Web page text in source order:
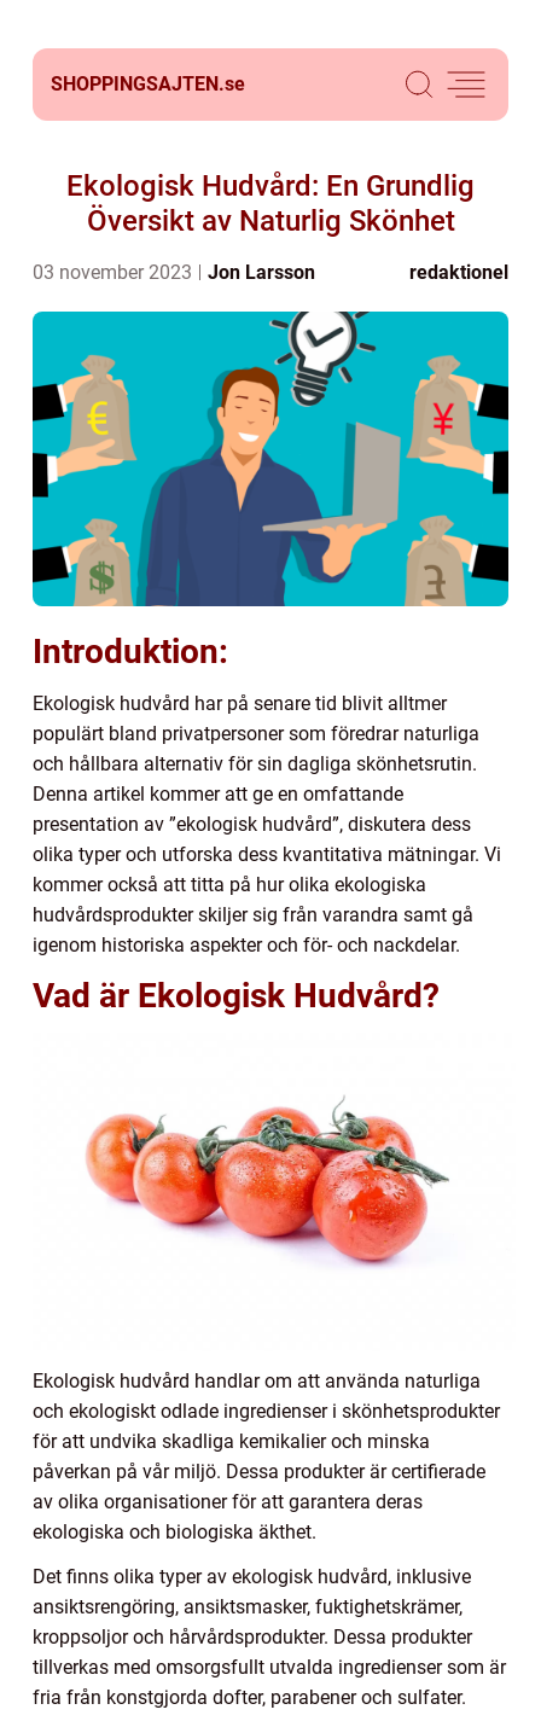
SHOPPINGSAJTEN.se
Ekologisk Hudvård: En Grundlig
Översikt av Naturlig Skönhet
03 november 2023 Jon Larsson redaktionel
Introduktion:
Ekologisk hudvård har på senare tid blivit alltmer
populärt bland privatpersoner som föredrar naturliga
och hållbara alternativ för sin dagliga skönhetsrutin.
Denna artikel kommer att ge en omfattande
presentation av ”ekologisk hudvård”, diskutera dess
olika typer och utforska dess kvantitativa mätningar. Vi
kommer också att titta på hur olika ekologiska
hudvårdsprodukter skiljer sig från varandra samt gå
igenom historiska aspekter och för- och nackdelar.
Vad är Ekologisk Hudvård?
Ekologisk hudvård handlar om att använda naturliga
och ekologiskt odlade ingredienser i skönhetsprodukter
för att undvika skadliga kemikalier och minska
påverkan på vår miljö. Dessa produkter är certifierade
av olika organisationer för att garantera deras
ekologiska och biologiska äkthet.
Det finns olika typer av ekologisk hudvård, inklusive
ansiktsrengöring, ansiktsmasker, fuktighetskrämer,
kroppsoljor och hårvårdsprodukter. Dessa produkter
tillverkas med omsorgsfullt utvalda ingredienser som är
fria från konstgjorda dofter, parabener och sulfater.